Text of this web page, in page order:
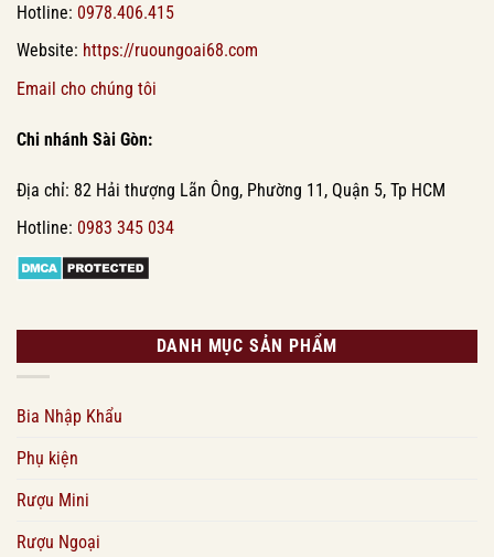
Hotline: 0978.406.415
Website: https://ruoungoai68.com
Email cho chúng tôi
Chi nhánh Sài Gòn:
Địa chỉ: 82 Hải thượng Lãn Ông, Phường 11, Quận 5, Tp HCM
Hotline: 0983 345 034
DANH MỤC SẢN PHẨM
Bia Nhập Khẩu
Phụ kiện
Rượu Mini
Rượu Ngoại